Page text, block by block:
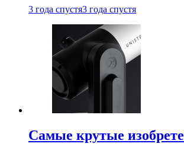
3 года спустя3 года спустя
Самые крутые